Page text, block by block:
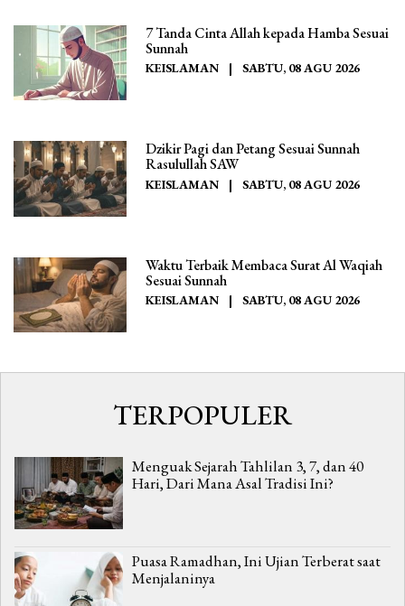
7 Tanda Cinta Allah kepada Hamba Sesuai
Sunnah
KEISLAMAN | SABTU, 08 AGU 2026
Dzikir Pagi dan Petang Sesuai Sunnah
Rasulullah SAW
KEISLAMAN | SABTU, 08 AGU 2026
Waktu Terbaik Membaca Surat Al Waqiah
Sesuai Sunnah
KEISLAMAN | SABTU, 08 AGU 2026
TERPOPULER
Menguak Sejarah Tahlilan 3, 7, dan 40
Hari, Dari Mana Asal Tradisi Ini?
Puasa Ramadhan, Ini Ujian Terberat saat
Menjalaninya